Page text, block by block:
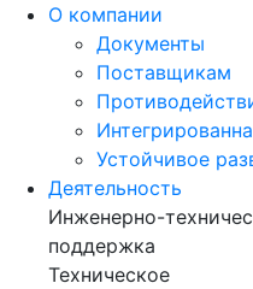
О компании
Документы
Поставщикам
Устойчивое
Деятельность
Инженерно-
поддержка
Техническое